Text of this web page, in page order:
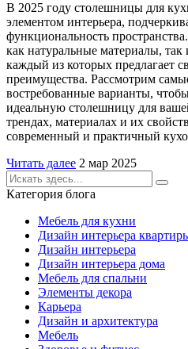
В 2025 году столешницы для
элементом интерьера,
функциональность
как натуральные материалы, так
каждый из которых предлагает
преимущества. Рассмотрим
востребованные варианты,
идеальную столешницу для
трендах, материалах и их
современный и практичный
Читать далее 2 мар 2025
Категория блога
Мебель для кухни
Дизайн интерьера
Дизайн интерьера
Дизайн интерьера дома
Мебель для спальни
Элементы декора
Карьера
Дизайн и архитектура
Мебель